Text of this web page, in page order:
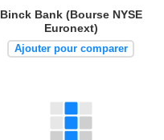
Binck Bank (Bourse NYSE
Euronext)
Ajouter pour comparer